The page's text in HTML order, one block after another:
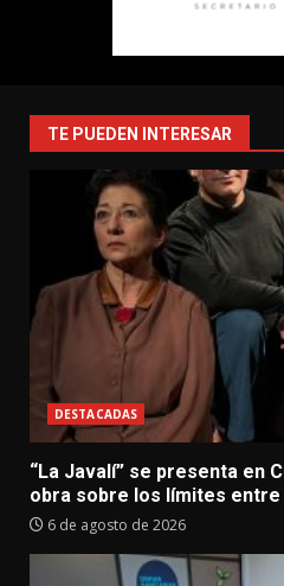
TE PUEDEN INTERESAR
DESTACADAS
“La Javalí” se presenta en
obra sobre los límites
6 de agosto de 2026